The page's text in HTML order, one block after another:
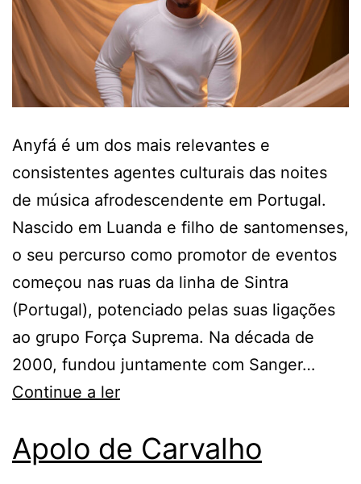
Anyfá é um dos mais relevantes e
consistentes agentes culturais das noites
de música afrodescendente em Portugal.
Nascido em Luanda e filho de santomenses,
o seu percurso como promotor de eventos
começou nas ruas da linha de Sintra
(Portugal), potenciado pelas suas ligações
ao grupo Força Suprema. Na década de
2000, fundou juntamente com Sanger…
Continue a ler
Apolo de Carvalho